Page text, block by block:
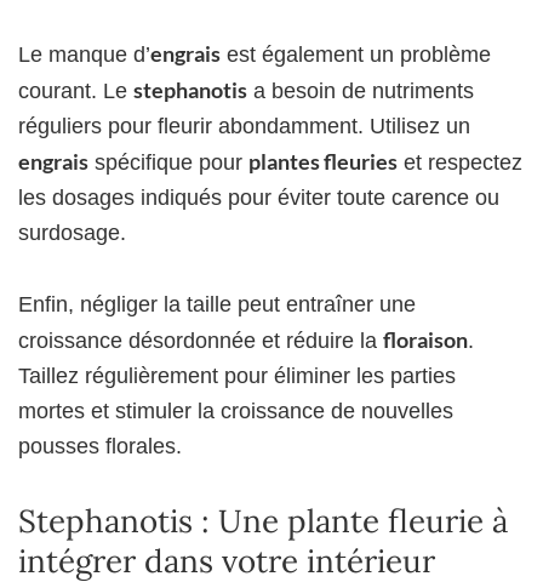
Le manque d’engrais est également un problème
courant. Le stephanotis a besoin de nutriments
réguliers pour fleurir abondamment. Utilisez un
engrais spécifique pour plantes fleuries et respectez
les dosages indiqués pour éviter toute carence ou
surdosage.
Enfin, négliger la taille peut entraîner une
croissance désordonnée et réduire la floraison.
Taillez régulièrement pour éliminer les parties
mortes et stimuler la croissance de nouvelles
pousses florales.
Stephanotis : Une plante fleurie à
intégrer dans votre intérieur